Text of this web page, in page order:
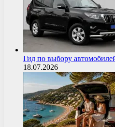
Гид по выбору
18.07.2026